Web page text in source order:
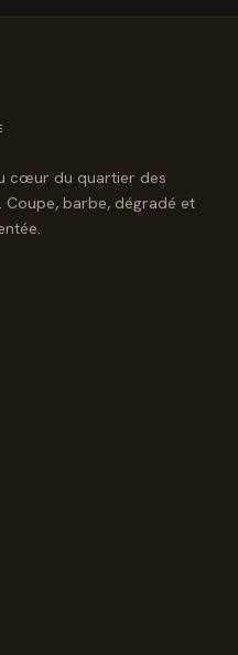
cœur du quartier des
barbe, dégradé et